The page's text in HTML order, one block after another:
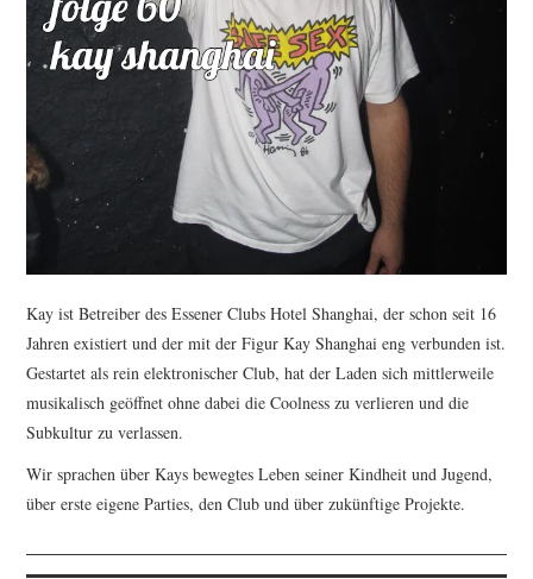
Kay ist Betreiber des Essener Clubs Hotel Shanghai, der schon seit 16
Jahren existiert und der mit der Figur Kay Shanghai eng verbunden ist.
Gestartet als rein elektronischer Club, hat der Laden sich mittlerweile
musikalisch geöffnet ohne dabei die Coolness zu verlieren und die
Subkultur zu verlassen.
Wir sprachen über Kays bewegtes Leben seiner Kindheit und Jugend,
über erste eigene Parties, den Club und über zukünftige Projekte.